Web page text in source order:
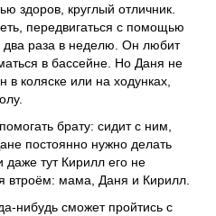
здоров, круглый отличник.
передвигаться с помощью
два раза в неделю. Он любит
в бассейне. Но Даня не
в коляске или на ходунках,
брату: сидит с ним,
постоянно нужно делать
тут Кирилл его не
втроём: мама, Даня и Кирилл.
нибудь сможет пройтись с